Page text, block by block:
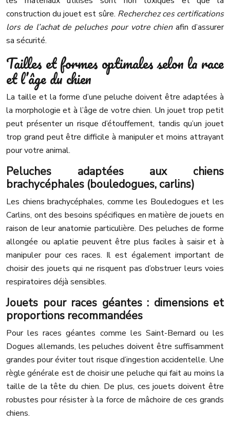
construction du jouet est sûre. Recherchez ces certifications
lors de l’achat de peluches pour votre chienafin d’assurer
sa sécurité.
Tailles et formes optimales selon la race
et l’âge du chien
La taille et la forme d’une peluche doivent être adaptées à
la morphologie et à l’âge de votre chien. Un jouet trop petit
peut présenter un risque d’étouffement, tandis qu’un jouet
trop grand peut être difficile à manipuler et moins attrayant
pour votre animal.
Peluches adaptées aux chiens
brachycéphales (bouledogues, carlins)
Les chiens brachycéphales, comme les Bouledogues et les
Carlins, ont des besoins spécifiques en matière de jouets en
raison de leur anatomie particulière. Des peluches de forme
allongée ou aplatie peuvent être plus faciles à saisir et à
manipuler pour ces races. Il est également important de
choisir des jouets qui ne risquent pas d’obstruer leurs voies
respiratoires déjà sensibles.
Jouets pour races géantes : dimensions et
proportions recommandées
Pour les races géantes comme les Saint-Bernard ou les
Dogues allemands, les peluches doivent être suffisamment
grandes pour éviter tout risque d’ingestion accidentelle. Une
règle générale est de choisir une peluche qui fait au moins la
taille de la tête du chien. De plus, ces jouets doivent être
robustes pour résister à la force de mâchoire de ces grands
chiens.